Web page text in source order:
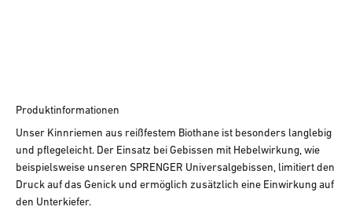
Produktinformationen
Unser Kinnriemen aus reißfestem Biothane ist besonders langlebig
und pflegeleicht. Der Einsatz bei Gebissen mit Hebelwirkung, wie
beispielsweise unseren SPRENGER Universalgebissen, limitiert den
Druck auf das Genick und ermöglich zusätzlich eine Einwirkung auf
den Unterkiefer.